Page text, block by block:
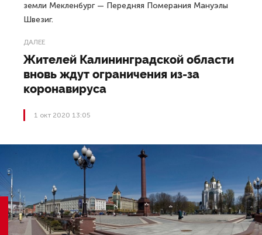
земли Мекленбург — Передняя Померания Мануэлы
Швезиг.
ДАЛЕЕ
Жителей Калининградской области
вновь ждут ограничения из-за
коронавируса
1 окт 2020 13:05